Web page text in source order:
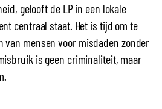
gelooft de LP in een lokale
centraal staat. Het is tijd om te
mensen voor misdaden zonder
is geen criminaliteit, maar